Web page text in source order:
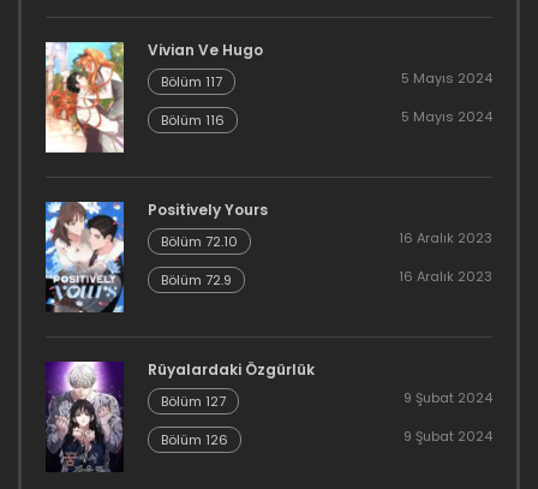
Bölüm 18
8 Ocak 2024
Bölüm 17
8 Ocak 2024
Bölüm 16
8 Ocak 2024
Bölüm 15
8 Ocak 2024
Bölüm 14
8 Ocak 2024
Bölüm 19
8 Ocak 2024
Bölüm 18
8 Ocak 2024
Bölüm 17
8 Ocak 2024
Bölüm 16
Bölüm 15
8 Ocak 2024
Vivian Ve Hugo
Bölüm 117 5 Mayıs 2024
Bölüm 116 5 Mayıs 2024
Positively Yours
Bölüm 72.10 16 Aralık 2023
Bölüm 72.9 16 Aralık 2023
Rüyalardaki Özgürlük
Bölüm 127 9 Şubat 2024
Bölüm 126 9 Şubat 2024